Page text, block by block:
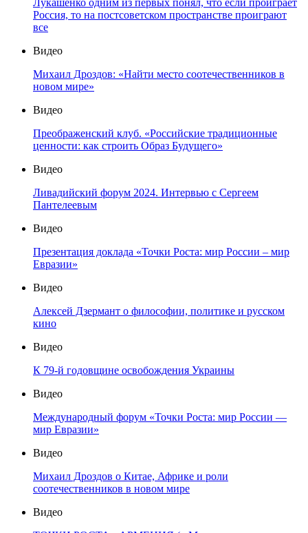
Лукашенко одним из первых понял, что если проиграет
Россия, то на постсоветском пространстве проиграют
все
Видео
Михаил Дроздов: «Найти место соотечественников в
новом мире»
Видео
Преображенский клуб. «Российские традиционные
ценности: как строить Образ Будущего»
Видео
Ливадийский форум 2024. Интервью с Сергеем
Пантелеевым
Видео
Презентация доклада «Точки Роста: мир России – мир
Евразии»
Видео
Алексей Дзермант о философии, политике и русском
кино
Видео
К 79-й годовщине освобождения Украины
Видео
Международный форум «Точки Роста: мир России —
мир Евразии»
Видео
Михаил Дроздов о Китае, Африке и роли
соотечественников в новом мире
Видео